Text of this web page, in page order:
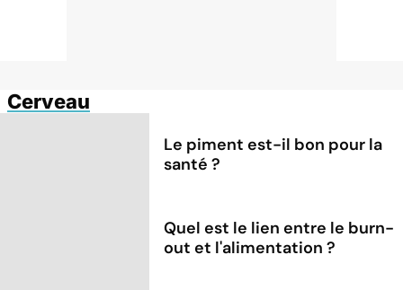
Cerveau
Le piment est-il bon pour la
santé ?
Quel est le lien entre le burn-
out et l'alimentation ?